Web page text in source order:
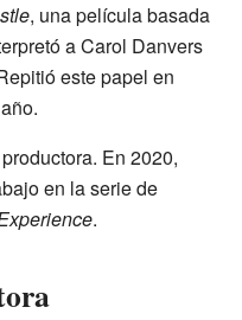
, una película basada
a Carol Danvers
este papel en
En 2020,
en la serie de
.